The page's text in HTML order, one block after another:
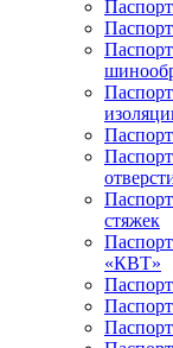
стяжек
«КВТ»